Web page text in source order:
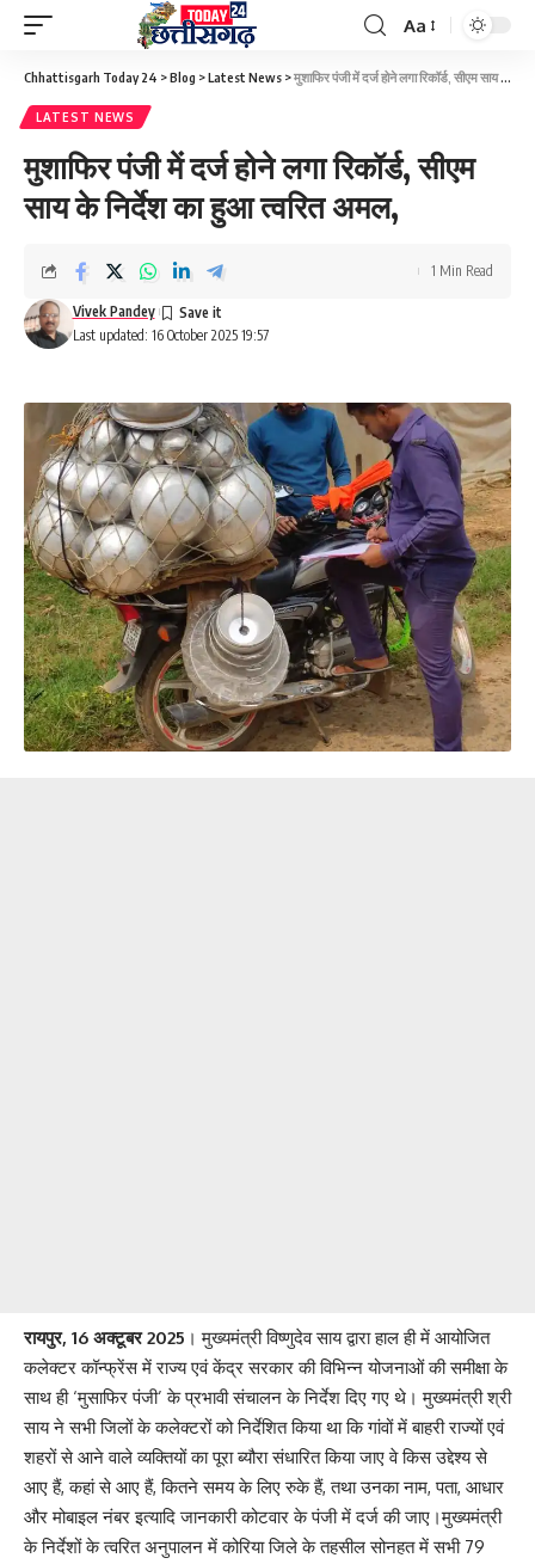
Font
Resizer
Aa
Chhattisgarh Today 24 >Blog >Latest News >मुशाफिर पंजी में दर्ज होने लगा रिकॉर्ड, सीएम साय के निर्देश का हुआ त्वरित अमल,
LATEST NEWS
मुशाफिर पंजी में दर्ज होने लगा रिकॉर्ड, सीएम
साय के निर्देश का हुआ त्वरित अमल,
Last updated: 16 October 2025 19:57
Vivek Pandey
1 Min Read
रायपुर, 16 अक्टूबर 2025 । मुख्यमंत्री विष्णुदेव साय द्वारा हाल ही में आयोजित
कलेक्टर कॉन्फ्रेंस में राज्य एवं केंद्र सरकार की विभिन्न योजनाओं की समीक्षा के
साथ ही ‘मुसाफिर पंजी’ के प्रभावी संचालन के निर्देश दिए गए थे। मुख्यमंत्री श्री
साय ने सभी जिलों के कलेक्टरों को निर्देशित किया था कि गांवों में बाहरी राज्यों एवं
शहरों से आने वाले व्यक्तियों का पूरा ब्यौरा संधारित किया जाए वे किस उद्देश्य से
आए हैं, कहां से आए हैं, कितने समय के लिए रुके हैं, तथा उनका नाम, पता, आधार
और मोबाइल नंबर इत्यादि जानकारी कोटवार के पंजी में दर्ज की जाए।मुख्यमंत्री
के निर्देशों के त्वरित अनुपालन में कोरिया जिले के तहसील सोनहत में सभी 79